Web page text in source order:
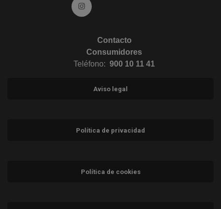
Ir a Instagram (abre en ventana nueva)
Contacto
Consumidores
Teléfono: 900 10 11 41
Aviso legal
Política de privacidad
Política de cookies